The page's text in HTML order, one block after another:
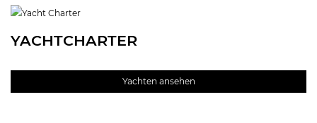
YACHTCHARTER
Yachten ansehen